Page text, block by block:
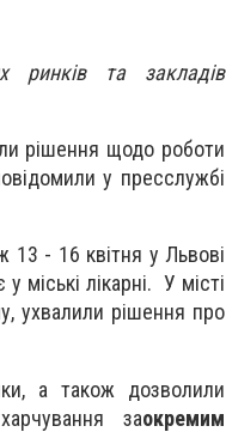
ринків та закладів
рішення щодо роботи
у пресслужбі
- 16 квітня у Львові
міські лікарні. У місті
ухвалили рішення про
а також дозволили
заокремим